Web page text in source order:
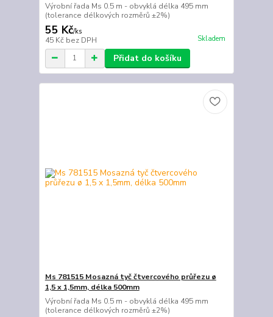
Výrobní řada Ms 0.5 m - obvyklá délka 495 mm
(tolerance délkových rozměrů ±2%)
55 Kč/ks
45 Kč bez DPH Skladem
Přidat do košíku
Ms 781515 Mosazná tyč čtvercového průřezu ø
1,5 x 1,5mm, délka 500mm
Výrobní řada Ms 0.5 m - obvyklá délka 495 mm
(tolerance délkových rozměrů ±2%)